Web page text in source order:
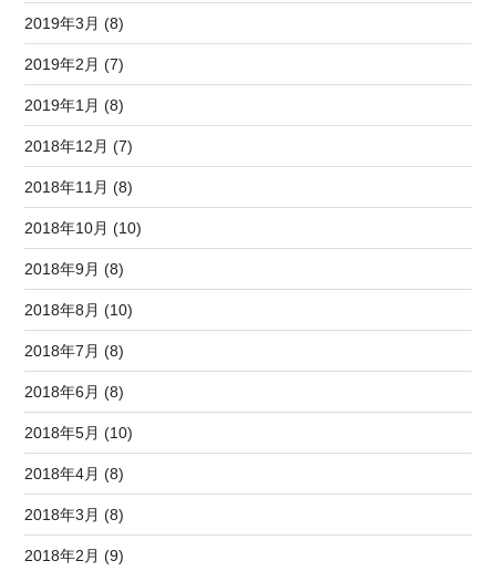
2019年3月 (8)
2019年2月 (7)
2019年1月 (8)
2018年12月 (7)
2018年11月 (8)
2018年10月 (10)
2018年9月 (8)
2018年8月 (10)
2018年7月 (8)
2018年6月 (8)
2018年5月 (10)
2018年4月 (8)
2018年3月 (8)
2018年2月 (9)